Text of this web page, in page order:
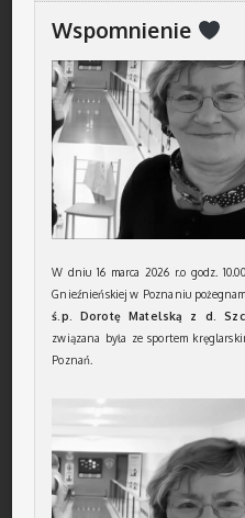
Wspomnienie
W dniu 16 marca 2026 r.o godz.
Gnieźnieńskiej w Poznaniu
ś.p. Dorotę Matelską z d.
związana była ze sportem
Poznań.